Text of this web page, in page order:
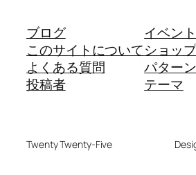
ブログ
このサイトについて
よくある質問
投稿者
イベント
ショップ
パターン
テーマ
Twenty Twenty-Five